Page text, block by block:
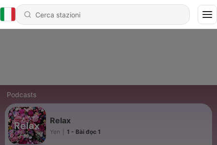
Podcasts
Relax
Yen 1 - Bài đọc 1